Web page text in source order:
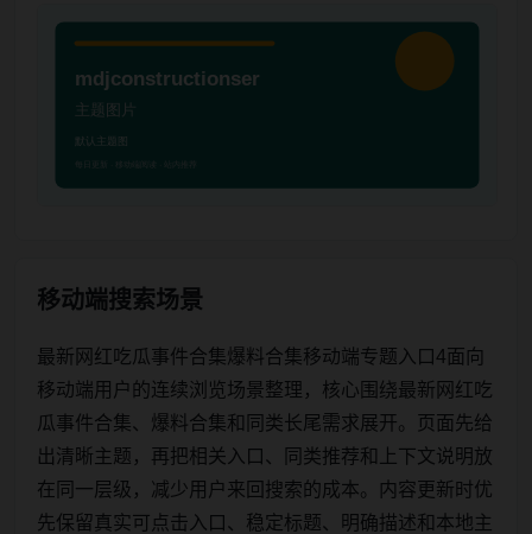
移动端搜索场景
最新网红吃瓜事件合集爆料合集移动端专题入口4面向
移动端用户的连续浏览场景整理，核心围绕最新网红吃
瓜事件合集、爆料合集和同类长尾需求展开。页面先给
出清晰主题，再把相关入口、同类推荐和上下文说明放
在同一层级，减少用户来回搜索的成本。内容更新时优
先保留真实可点击入口、稳定标题、明确描述和本地主